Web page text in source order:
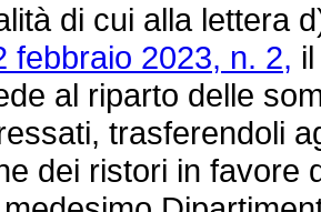
di cui alla lettera
febbraio 2023, n. 2,
al riparto delle
trasferendoli
dei ristori in favore